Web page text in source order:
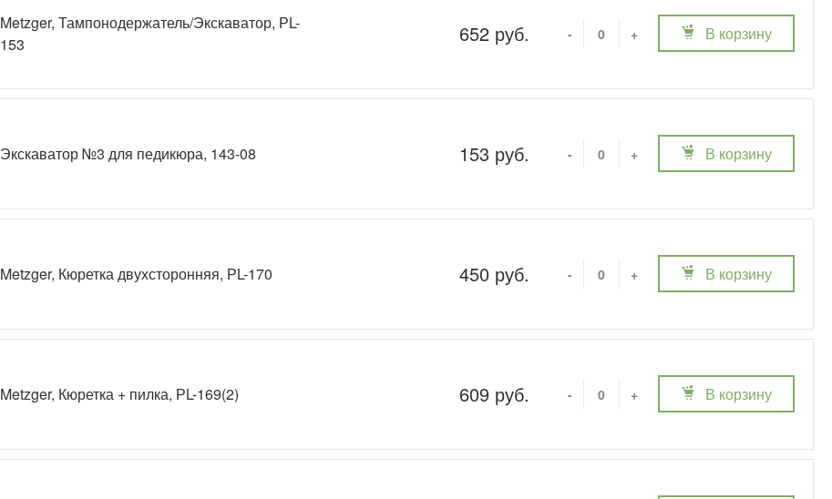
Metzger, Тампонодержатель/Экскаватор, РL-
153
652 руб. - + В корзину
Экскаватор №3 для педикюра, 143-08 153 руб. - + В корзину
Metzger, Кюретка двухсторонняя, РL-170 450 руб. - + В корзину
Metzger, Кюретка + пилка, РL-169(2) 609 руб. - + В корзину